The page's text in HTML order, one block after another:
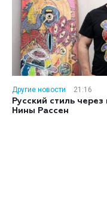
Другие новости
21:16
Русский стиль
Нины Рассен